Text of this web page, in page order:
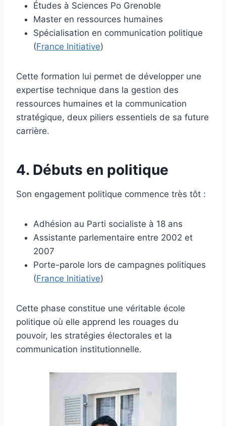
Études à Sciences Po Grenoble
Master en ressources humaines
Spécialisation en communication politique
(France Initiative)
Cette formation lui permet de développer une
expertise technique dans la gestion des
ressources humaines et la communication
stratégique, deux piliers essentiels de sa future
carrière.
4. Débuts en politique
Son engagement politique commence très tôt :
Adhésion au Parti socialiste à 18 ans
Assistante parlementaire entre 2002 et
2007
Porte-parole lors de campagnes politiques
(France Initiative)
Cette phase constitue une véritable école
politique où elle apprend les rouages du
pouvoir, les stratégies électorales et la
communication institutionnelle.